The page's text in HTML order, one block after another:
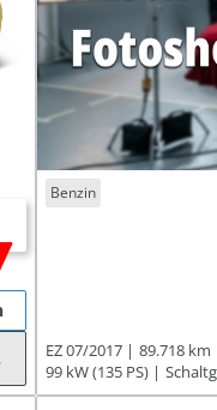
Benzin
EZ 07/2017
89.718 km
99 kW (135 PS)